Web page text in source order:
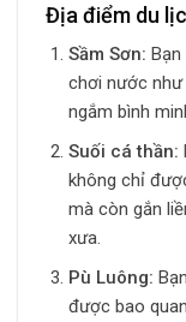
Địa điểm du
Sầm Sơn:
chơi nước
ngắm bình
Suối cá thần:
không chỉ
mà còn gắn
xưa.
Pù Luông:
được bao